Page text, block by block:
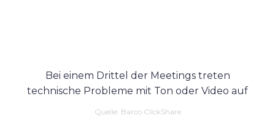
Bei einem Drittel der Meetings treten
technische Probleme mit Ton oder Video auf
Quelle: Barco ClickShare